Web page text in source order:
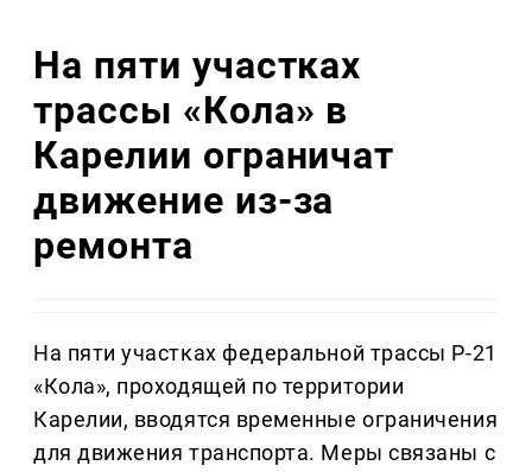
На пяти участках
трассы «Кола» в
Карелии ограничат
движение из-за
ремонта
На пяти участках федеральной трассы Р-21
«Кола», проходящей по территории
Карелии, вводятся временные ограничения
для движения транспорта. Меры связаны с